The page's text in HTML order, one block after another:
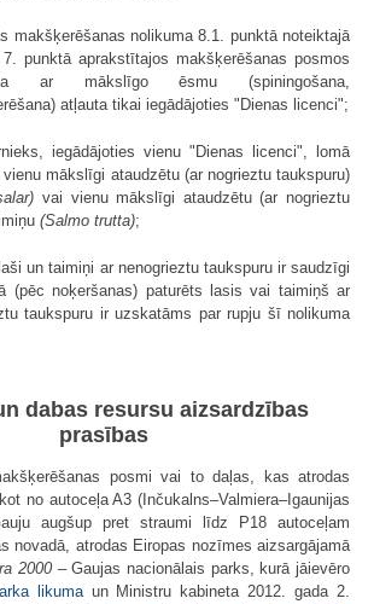
makšķerēšanas nolikuma 8.1. punktā noteiktajā
7. punktā aprakstītajos makšķerēšanas posmos
ar mākslīgo ēsmu (spiningošana,
atļauta tikai iegādājoties "Dienas licenci";
iegādājoties vienu "Dienas licenci", lomā
mākslīgi ataudzētu (ar nogrieztu taukspuru)
vai vienu mākslīgi ataudzētu (ar nogrieztu
(Salmo trutta);
un taimiņi ar nenogrieztu taukspuru ir saudzīgi
(pēc noķeršanas) paturēts lasis vai taimiņš ar
taukspuru ir uzskatāms par rupju šī nolikuma
dabas resursu aizsardzības
prasības
posmi vai to daļas, kas atrodas
no autoceļa A3 (Inčukalns–Valmiera–Igaunijas
augšup pret straumi līdz P18 autoceļam
novadā, atrodas Eiropas nozīmes aizsargājamā
2000 – Gaujas nacionālais parks, kurā jāievēro
likumaun Ministru kabineta 2012. gada 2.